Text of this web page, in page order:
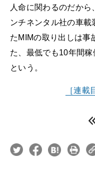
人命に関わるのだか
ンチネンタル社の車
たMIMの取り出しは事
た、最低でも10年間
という。
［連